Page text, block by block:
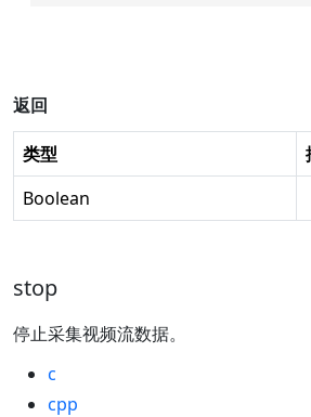
返回
类型
Boolean
stop
停止采集视频流数据。
c
cpp